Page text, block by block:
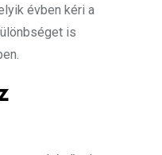
évben kéri a
is